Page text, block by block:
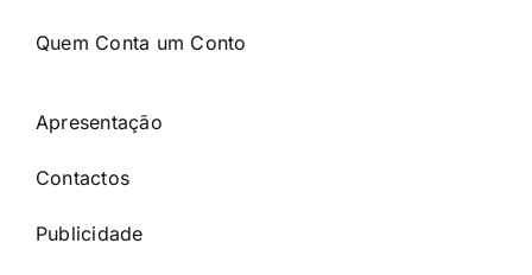
Quem Conta um Conto
Apresentação
Contactos
Publicidade